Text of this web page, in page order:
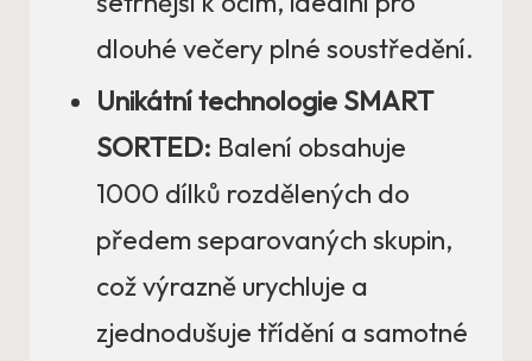
dlouhé večery plné soustředění.
Unikátní technologie SMART
SORTED: Balení obsahuje
1000 dílků rozdělených do
předem separovaných skupin,
což výrazně urychluje a
zjednodušuje třídění a samotné